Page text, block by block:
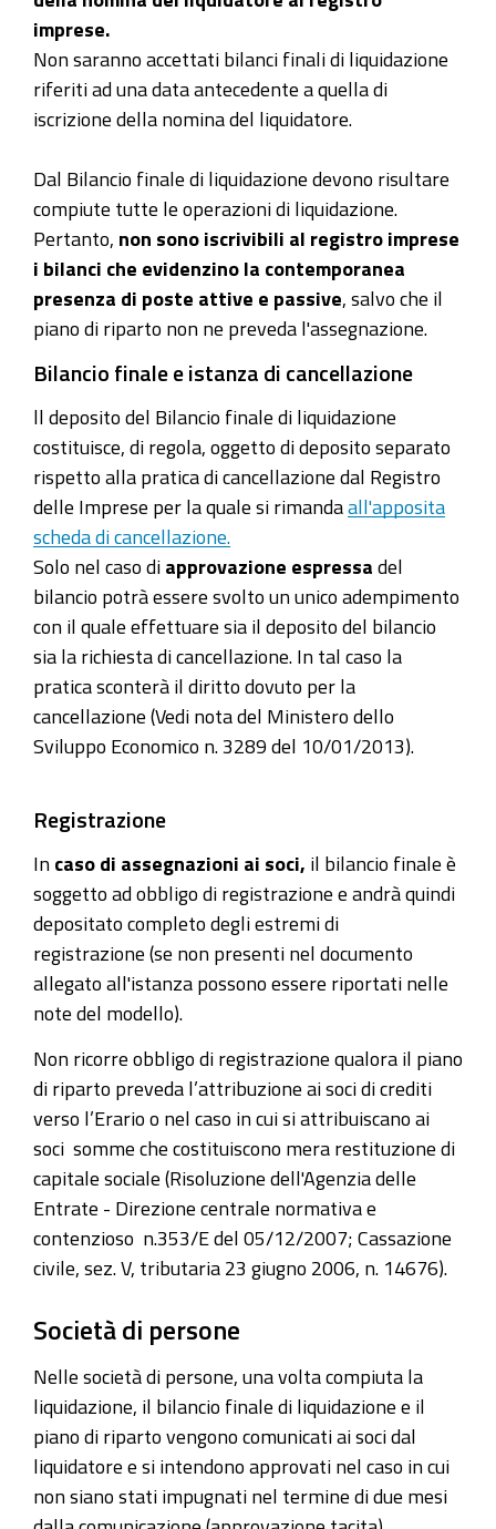
imprese.
Non saranno accettati bilanci finali di liquidazione
riferiti ad una data antecedente a quella di
iscrizione della nomina del liquidatore.
Dal Bilancio finale di liquidazione devono risultare
compiute tutte le operazioni di liquidazione.
Pertanto, non sono iscrivibili al registro imprese
i bilanci che evidenzino la contemporanea
presenza di poste attive e passive , salvo che il
piano di riparto non ne preveda l'assegnazione.
Bilancio finale e istanza di cancellazione
ll deposito del Bilancio finale di liquidazione
costituisce, di regola, oggetto di deposito separato
rispetto alla pratica di cancellazione dal Registro
delle Imprese per la quale si rimanda all'apposita
scheda di cancellazione.
Solo nel caso di approvazione espressa del
bilancio potrà essere svolto un unico adempimento
con il quale effettuare sia il deposito del bilancio
sia la richiesta di cancellazione. In tal caso la
pratica sconterà il diritto dovuto per la
cancellazione (Vedi nota del Ministero dello
Sviluppo Economico n. 3289 del 10/01/2013).
Registrazione
In caso di assegnazioni ai soci, il bilancio finale è
soggetto ad obbligo di registrazione e andrà quindi
depositato completo degli estremi di
registrazione (se non presenti nel documento
allegato all'istanza possono essere riportati nelle
note del modello).
Non ricorre obbligo di registrazione qualora il piano
di riparto preveda l’attribuzione ai soci di crediti
verso l’Erario o nel caso in cui si attribuiscano ai
soci somme che costituiscono mera restituzione di
capitale sociale (Risoluzione dell'Agenzia delle
Entrate - Direzione centrale normativa e
contenzioso n.353/E del 05/12/2007; Cassazione
civile, sez. V, tributaria 23 giugno 2006, n. 14676).
Società di persone
Nelle società di persone , una volta compiuta la
liquidazione, il bilancio finale di liquidazione e il
piano di riparto vengono comunicati ai soci dal
liquidatore e si intendono approvati nel caso in cui
non siano stati impugnati nel termine di due mesi